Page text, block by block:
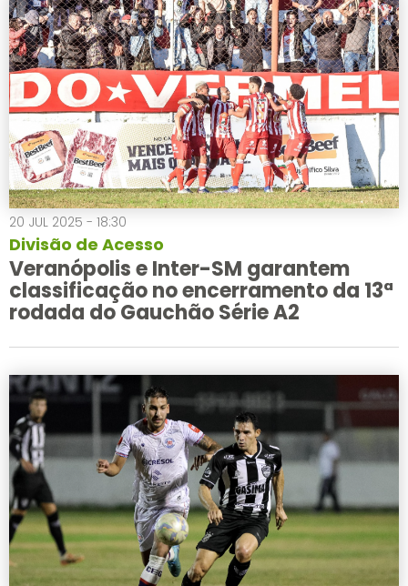
20 JUL 2025 - 18:30
Divisão de Acesso
Veranópolis e Inter-SM garantem
classificação no encerramento da 13ª
rodada do Gauchão Série A2